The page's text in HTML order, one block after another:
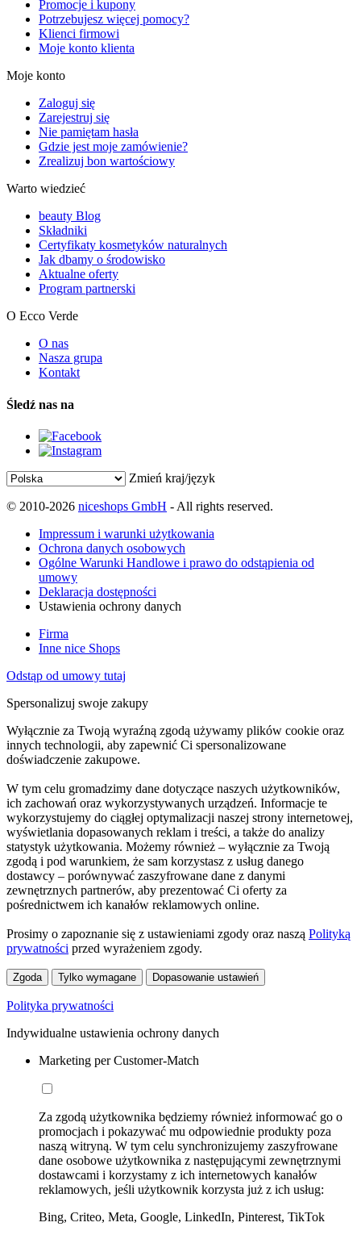
Promocje i kupony
Potrzebujesz więcej pomocy?
Klienci firmowi
Moje konto klienta
Moje konto
Zaloguj się
Zarejestruj się
Nie pamiętam hasła
Gdzie jest moje zamówienie?
Zrealizuj bon wartościowy
Warto wiedzieć
beauty Blog
Składniki
Certyfikaty kosmetyków naturalnych
Jak dbamy o środowisko
Aktualne oferty
Program partnerski
O Ecco Verde
O nas
Nasza grupa
Kontakt
Śledź nas na
Zmień kraj/język
© 2010-2026 niceshops GmbH - All rights reserved.
Impressum i warunki użytkowania
Ochrona danych osobowych
Ogólne Warunki Handlowe i prawo do odstąpienia od
umowy
Deklaracja dostępności
Ustawienia ochrony danych
Firma
Inne nice Shops
Odstąp od umowy tutaj
Spersonalizuj swoje zakupy
Wyłącznie za Twoją wyraźną zgodą używamy plików cookie oraz
innych technologii, aby zapewnić Ci spersonalizowane
doświadczenie zakupowe.
W tym celu gromadzimy dane dotyczące naszych użytkowników,
ich zachowań oraz wykorzystywanych urządzeń. Informacje te
wykorzystujemy do ciągłej optymalizacji naszej strony internetowej,
wyświetlania dopasowanych reklam i treści, a także do analizy
statystyk użytkowania. Możemy również – wyłącznie za Twoją
zgodą i pod warunkiem, że sam korzystasz z usług danego
dostawcy – porównywać zaszyfrowane dane z danymi
zewnętrznych partnerów, aby prezentować Ci oferty za
pośrednictwem ich kanałów reklamowych online.
Prosimy o zapoznanie się z ustawieniami zgody oraz naszą Polityką
prywatności przed wyrażeniem zgody.
Zgoda Tylko wymagane Dopasowanie ustawień
Polityka prywatności
Indywidualne ustawienia ochrony danych
Marketing per Customer-Match
Za zgodą użytkownika będziemy również informować go o
promocjach i pokazywać mu odpowiednie produkty poza
naszą witryną. W tym celu synchronizujemy zaszyfrowane
dane osobowe użytkownika z następującymi zewnętrznymi
dostawcami i korzystamy z ich internetowych kanałów
reklamowych, jeśli użytkownik korzysta już z ich usług:
Bing, Criteo, Meta, Google, LinkedIn, Pinterest, TikTok